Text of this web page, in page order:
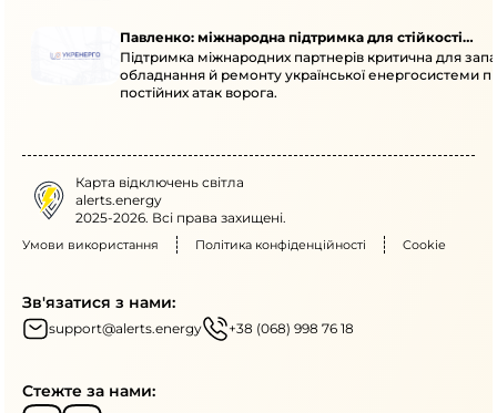
Павленко: міжнародна підтримка для стійкості
енергосистеми
Підтримка міжнародних партнерів критична для
обладнання й ремонту української енергосистеми
постійних атак ворога.
Карта відключень світла
alerts.energy
2025-2026. Всі права захищені.
Умови використання Політика конфіденційності Cookie
Зв'язатися з нами:
support@alerts.energy +38 (068) 998 76 18
Стежте за нами: